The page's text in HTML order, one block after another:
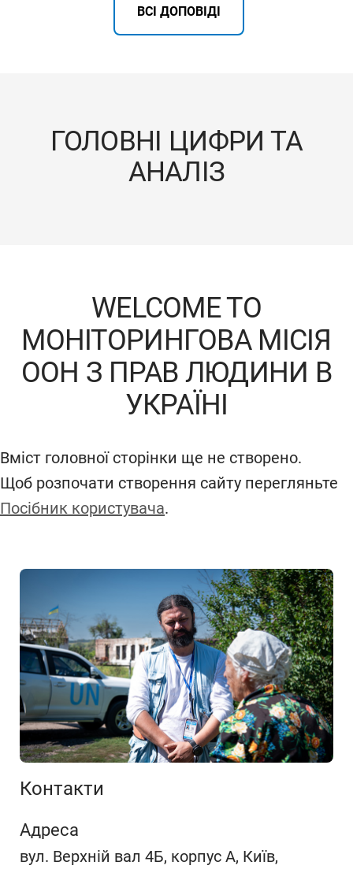
ВСІ ДОПОВІДІ
ГОЛОВНІ ЦИФРИ ТА
АНАЛІЗ
WELCOME TO
МОНІТОРИНГОВА МІСІЯ
ООН З ПРАВ ЛЮДИНИ В
УКРАЇНІ
Вміст головної сторінки ще не створено.
Щоб розпочати створення сайту перегляньте
Посібник користувача.
Контакти
Адреса
вул. Верхній вал 4Б, корпус A, Київ,